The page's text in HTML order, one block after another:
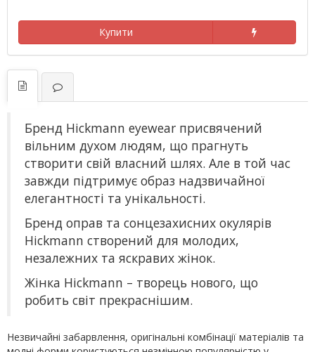
Купити
Бренд Hickmann eyewear присвячений
вільним духом людям, що прагнуть
створити свій власний шлях. Але в той час
завжди підтримує образ надзвичайної
елегантності та унікальності.
Бренд оправ та сонцезахисних окулярів
Hickmann створений для молодих,
незалежних та яскравих жінок.
Жінка Hickmann – творець нового, що
робить світ прекраснішим.
Незвичайні забарвлення, оригінальні комбінації матеріалів та